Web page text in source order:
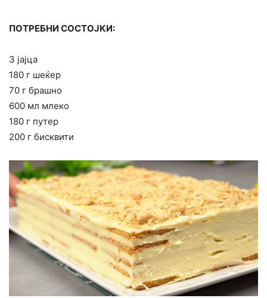
ПОТРЕБНИ СОСТОЈКИ:
3 јајца
180 г шеќер
70 г брашно
600 мл млеко
180 г путер
200 г бисквити